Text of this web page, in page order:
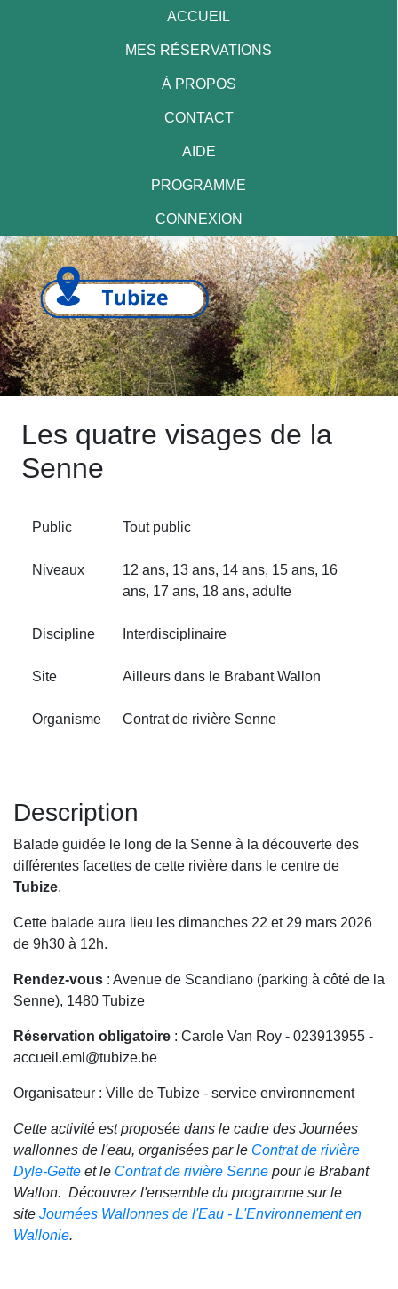
ACCUEIL
MES RÉSERVATIONS
À PROPOS
CONTACT
AIDE
PROGRAMME
CONNEXION
Les quatre visages de la
Senne
Public Tout public
Niveaux
12 ans, 13 ans, 14 ans, 15 ans, 16
ans, 17 ans, 18 ans, adulte
Discipline Interdisciplinaire
Site Ailleurs dans le Brabant Wallon
Organisme Contrat de rivière Senne
Description
Balade guidée le long de la Senne à la découverte des
différentes facettes de cette rivière dans le centre de
Tubize.
Cette balade aura lieu les dimanches 22 et 29 mars 2026
de 9h30 à 12h.
Rendez-vous : Avenue de Scandiano (parking à côté de la
Senne), 1480 Tubize
Réservation obligatoire : Carole Van Roy - 023913955 -
accueil.eml@tubize.be
Organisateur : Ville de Tubize - service environnement
Cette activité est proposée dans le cadre des Journées
wallonnes de l'eau, organisées par le Contrat de rivière
Dyle-Gette et le Contrat de rivière Senne pour le Brabant
Wallon. Découvrez l'ensemble du programme sur le
site Journées Wallonnes de l'Eau - L'Environnement en
Wallonie.